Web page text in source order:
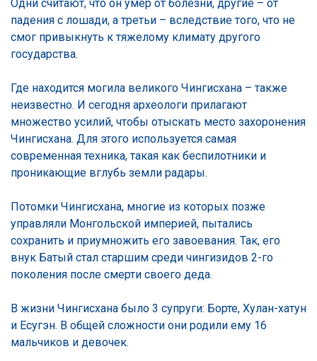
Одни считают, что он умер от болезни, другие – от
падения с лошади, а третьи – вследствие того, что не
смог привыкнуть к тяжелому климату другого
государства.
Где находится могила великого Чингисхана – также
неизвестно. И сегодня археологи прилагают
множество усилий, чтобы отыскать место захоронения
Чингисхана. Для этого используется самая
современная техника, такая как беспилотники и
проникающие вглубь земли радары.
Потомки Чингисхана, многие из которых позже
управляли Монгольской империей, пытались
сохранить и приумножить его завоевания. Так, его
внук Батый стал старшим среди чингизидов 2-го
поколения после смерти своего деда.
В жизни Чингисхана было 3 супруги: Борте, Хулан-хатун
и Есугэн. В общей сложности они родили ему 16
мальчиков и девочек.